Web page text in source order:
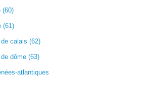
(60)
(61)
calais (62)
dôme (63)
atlantiques